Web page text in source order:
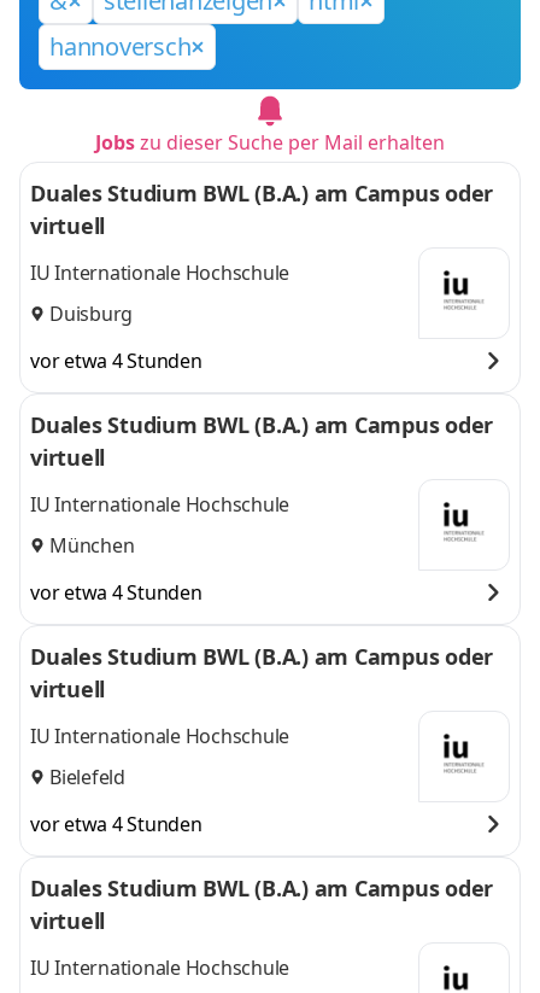
hannoversch
Jobszu dieser Suche per Mail erhalten
Duales Studium BWL (B.A.) am Campus oder
virtuell
IU Internationale Hochschule
Duisburg
vor etwa 4 Stunden
Duales Studium BWL (B.A.) am Campus oder
virtuell
IU Internationale Hochschule
München
vor etwa 4 Stunden
Duales Studium BWL (B.A.) am Campus oder
virtuell
IU Internationale Hochschule
Bielefeld
vor etwa 4 Stunden
Duales Studium BWL (B.A.) am Campus oder
virtuell
IU Internationale Hochschule